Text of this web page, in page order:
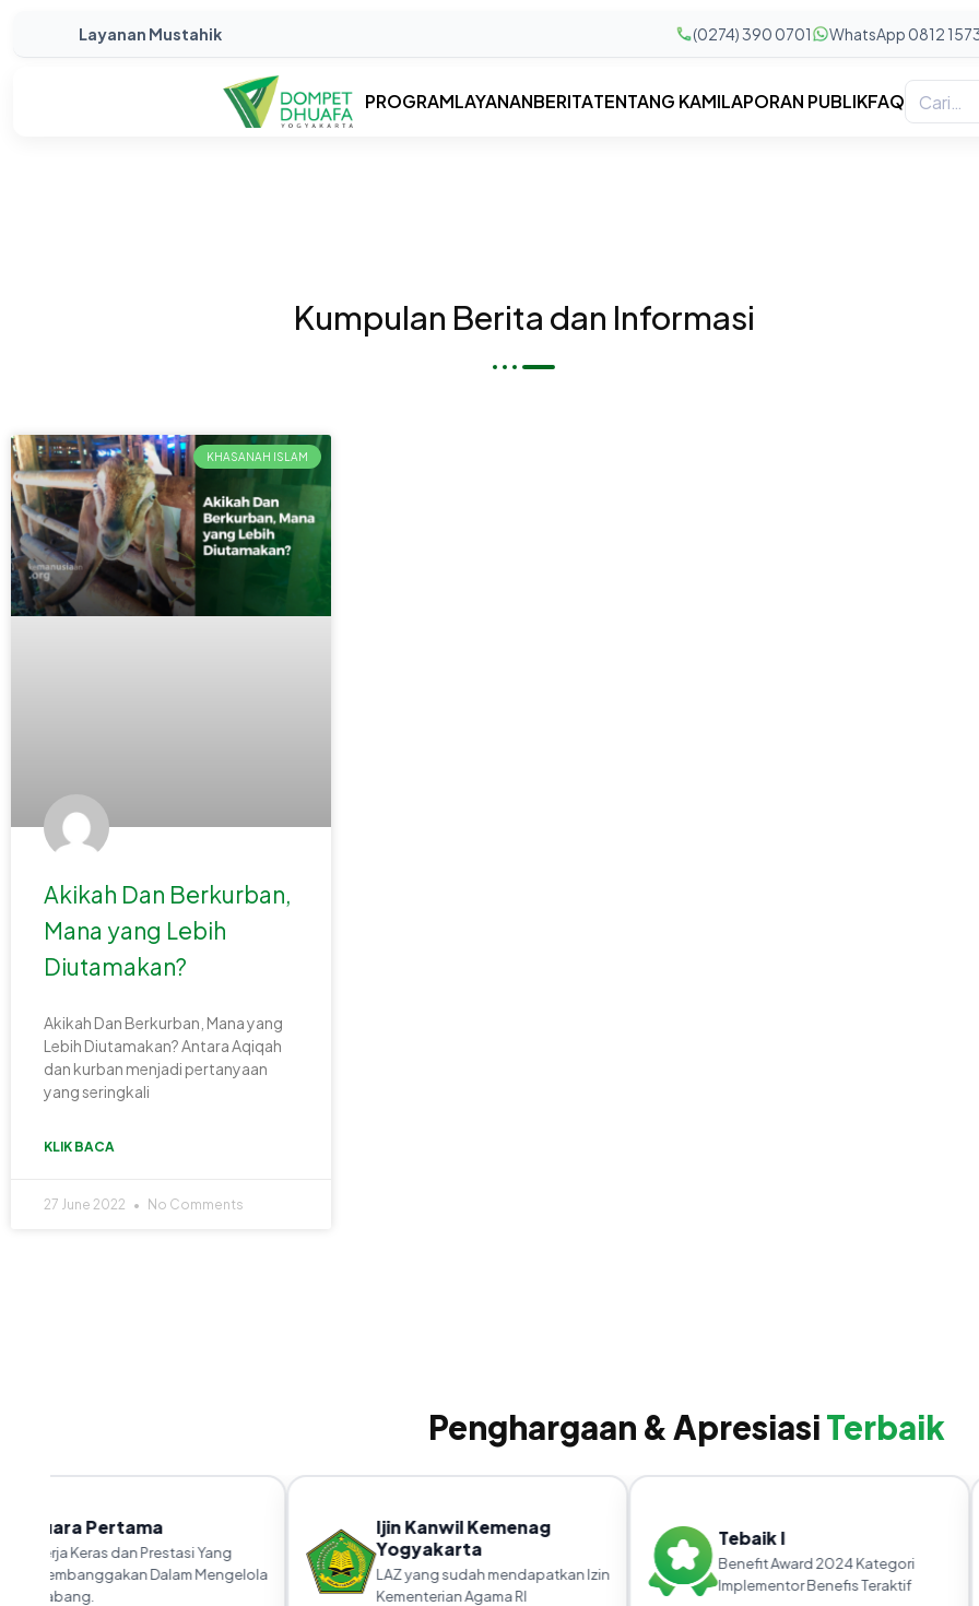
Layanan Mustahik (0274) 390 0701 WhatsApp 0812
PROGRAMLAYANANBERITATENTANG KAMILAPORAN PUBLIKFAQ
Kumpulan Berita dan Informasi
KHASANAH ISLAM
Akikah Dan Berkurban,
Mana yang Lebih
Diutamakan?
Akikah Dan Berkurban, Mana yang
Lebih Diutamakan? Antara Aqiqah
dan kurban menjadi pertanyaan
yang seringkali
KLIK BACA
27 June 2022 No Comments
Penghargaan & ApresiasiTerbaik
Juara Pertama
Kerja Keras dan Prestasi Yang
Membanggakan Dalam Mengelola
Cabang.
Ijin Kanwil Kemenag
Yogyakarta
LAZ yang sudah mendapatkan Izin
Kementerian Agama RI
Tebaik I
Benefit Award 2024 Kategori
Implementor Benefis Teraktif